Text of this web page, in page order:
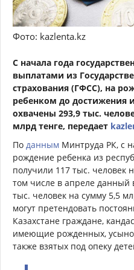
Фото: kazlenta.kz
С начала года
выплатами из
страхования (ГФСС), на
ребенком до достижения
охвачены 293,9 тыс.
млрд тенге, передает
По данным Минтруда РК, с
рождение ребенка из
получили 117 тыс. человек
том числе в апреле данный
тыс. человек на сумму 5,5
могут претендовать
Казахстане граждане,
имеющие рожденных,
также взятых под опеку